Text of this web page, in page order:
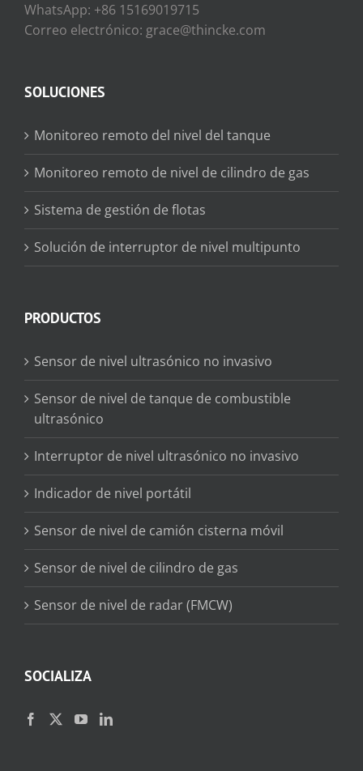
WhatsApp: +86 15169019715
Correo electrónico: grace@thincke.com
SOLUCIONES
Monitoreo remoto del nivel del tanque
Monitoreo remoto de nivel de cilindro de gas
Sistema de gestión de flotas
Solución de interruptor de nivel multipunto
PRODUCTOS
Sensor de nivel ultrasónico no invasivo
Sensor de nivel de tanque de combustible
ultrasónico
Interruptor de nivel ultrasónico no invasivo
Indicador de nivel portátil
Sensor de nivel de camión cisterna móvil
Sensor de nivel de cilindro de gas
Sensor de nivel de radar (FMCW)
SOCIALIZA